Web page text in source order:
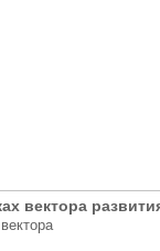
вектора